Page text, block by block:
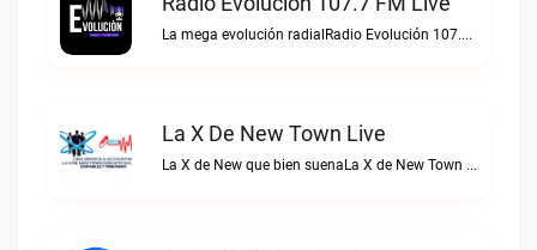
La mega evolución radialRadio Evolución 107.7 FM live
La X De New Town Live
La X de New que bien suenaLa X de New Town live